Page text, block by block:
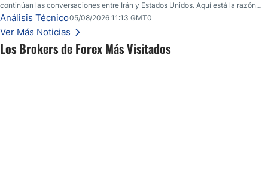
Los Brokers de Forex Más Visitados
continúan las conversaciones entre Irán y Estados Unidos. Aquí está la razón
por la que los traders pueden querer pensarlo dos veces antes de tomar partido
en este momento.
Análisis Técnico05/08/2026 11:13 GMT0
Ver Más Noticias